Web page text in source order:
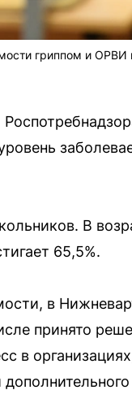
гриппом и
В
65,5%.
в
принято
в